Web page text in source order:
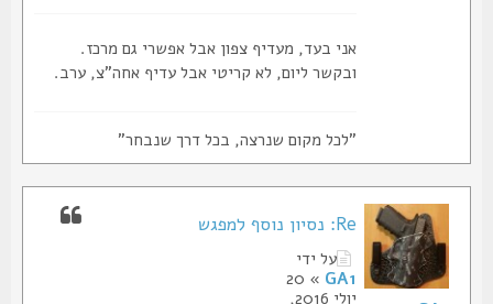
אני בעד, מעדיף צפון אבל אפשרי גם מרכז.
ובקשר ליום, לא קריטי אבל עדיף אחה"צ, ערב.
"לכל מקום שנרצה, בכל דרך שנבחר"
Re: נסיון נוסף למפגש
על ידי
GA1
» 20
יולי 2016,